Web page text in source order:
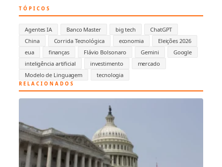
TÓPICOS
Agentes IA Banco Master big tech
ChatGPT
China
Corrida Tecnológica economia
Eleições 2026
eua
finanças Flávio Bolsonaro Gemini
Google
inteligência artificial
investimento
mercado
Modelo de Linguagem
tecnologia
RELACIONADOS